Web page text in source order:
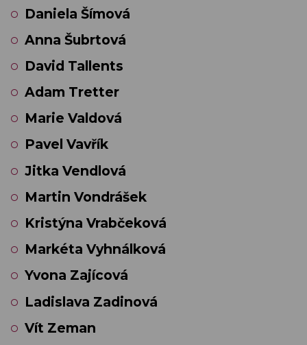
Daniela Šímová
Anna Šubrtová
David Tallents
Adam Tretter
Marie Valdová
Pavel Vavřík
Jitka Vendlová
Martin Vondrášek
Kristýna Vrabčeková
Markéta Vyhnálková
Yvona Zajícová
Ladislava Zadinová
Vít Zeman